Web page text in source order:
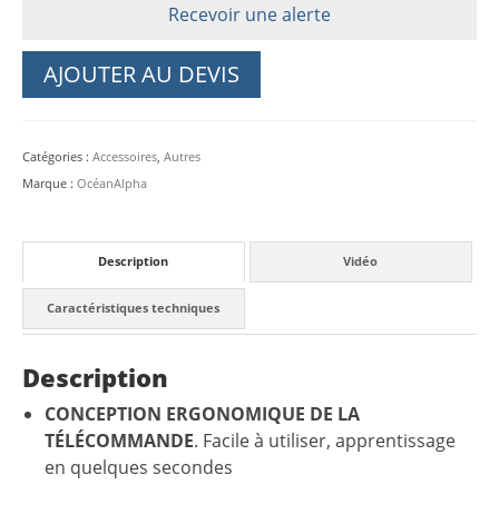
sauvetage
Dolphin1
Recevoir une alerte
AJOUTER AU DEVIS
Catégories : Accessoires Autres
Marque : OcéanAlpha
Description Vidéo
Caractéristiques techniques
Description
CONCEPTION ERGONOMIQUE DE LA
TÉLÉCOMMANDE. Facile à utiliser, apprentissage
en quelques secondes